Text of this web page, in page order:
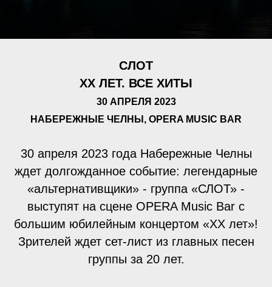
СЛОТ
XX ЛЕТ. ВСЕ ХИТЫ
30 АПРЕЛЯ 2023
НАБЕРЕЖНЫЕ ЧЕЛНЫ, OPERA MUSIC BAR
30 апреля 2023 года Набережные Челны
ждет долгожданное событие: легендарные
«альтернативщики» - группа «СЛОТ» -
выступят на сцене OPERA Music Bar с
большим юбилейным концертом «ХХ лет»!
Зрителей ждет сет-лист из главных песен
группы за 20 лет.